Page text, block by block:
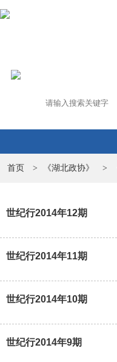
首页 > 《湖北政协》 >
世纪行2014年12期
世纪行2014年11期
世纪行2014年10期
世纪行2014年9期